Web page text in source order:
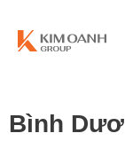
Bình